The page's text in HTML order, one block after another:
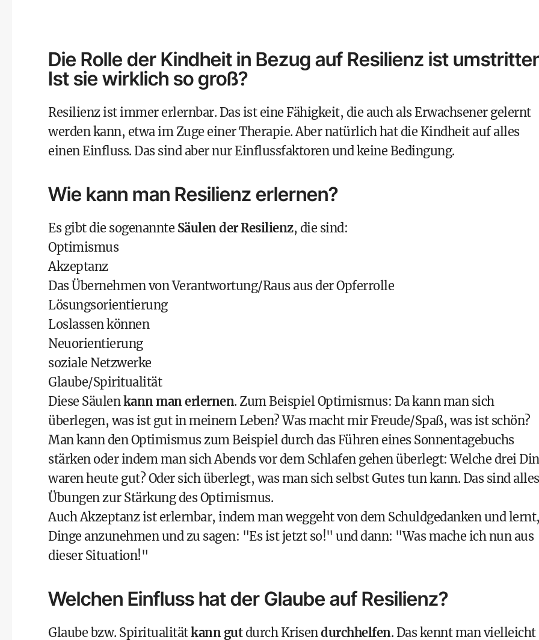
Die Rolle der Kindheit in Bezug auf Resilienz ist
Ist sie wirklich so groß?
Resilienz ist immer erlernbar. Das ist eine Fähigkeit, die auch als Erwachsener gelernt
werden kann, etwa im Zuge einer Therapie. Aber natürlich hat die Kindheit auf alles
einen Einfluss. Das sind aber nur Einflussfaktoren und keine Bedingung.
Wie kann man Resilienz erlernen?
Es gibt die sogenannte Säulen der Resilienz, die sind:
Optimismus
Akzeptanz
Das Übernehmen von Verantwortung/Raus aus der Opferrolle
Lösungsorientierung
Loslassen können
Neuorientierung
soziale Netzwerke
Glaube/Spiritualität
Diese Säulenkann man erlernen. Zum BeispielOptimismus: Da kann man sich
überlegen, was ist gut in meinem Leben? Was macht mir Freude/Spaß, was ist schön?
Man kann den Optimismus zum Beispiel durch das Führen eines Sonnentagebuchs
stärken oder indem man sich Abends vor dem Schlafen gehen überlegt: Welche drei
waren heute gut? Oder sich überlegt, was man sich selbst Gutes tun kann. Das sind alles
Übungen zur Stärkung des Optimismus.
Auch Akzeptanz ist erlernbar, indem man weggeht von dem Schuldgedanken und
Dinge anzunehmen und zu sagen: "Es ist jetzt so!" und dann: "Was mache ich nun aus
dieser Situation!"
Welchen Einfluss hat der Glaube auf Resilienz?
Glaube bzw. Spiritualitätkann gutdurch Krisendurchhelfen. Das kennt man vielleicht